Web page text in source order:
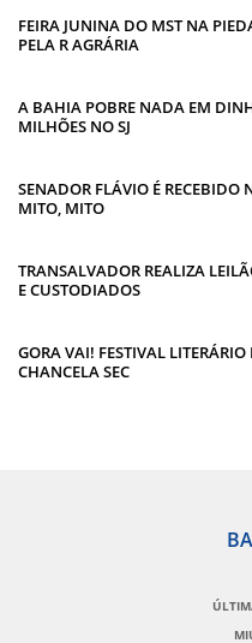
FEIRA JUNINA DO MST NA
PELA R AGRÁRIA
A BAHIA POBRE NADA EM
MILHÕES NO SJ
SENADOR FLÁVIO É RECEBIDO
MITO, MITO
TRANSALVADOR REALIZA
E CUSTODIADOS
GORA VAI! FESTIVAL
CHANCELA SEC